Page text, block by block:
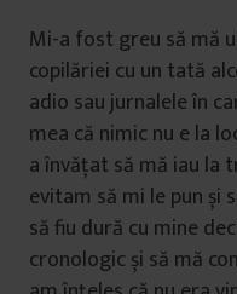
Mi-a fost greu să mă
copilăriei cu un tată
adio sau jurnalele în
mea că nimic nu e la
a învățat să mă iau la
evitam să mi le pun și
să fiu dură cu mine
cronologic și să mă